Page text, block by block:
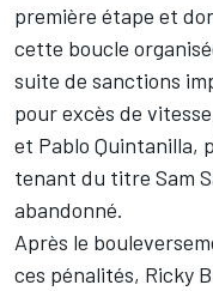
première étape et
cette boucle
suite de sanctions
pour excès de
et Pablo Quintanilla,
tenant du titre Sam
abandonné.
Après le
ces pénalités, Ricky